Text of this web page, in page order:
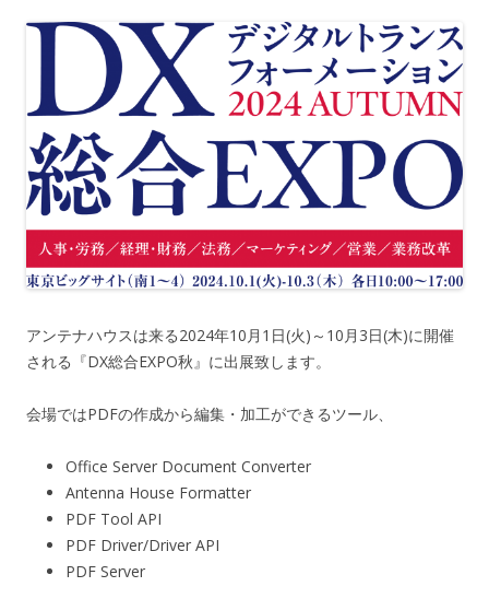
アンテナハウスは来る2024年10月1日(火)～10月3日(木)に開催
される『DX総合EXPO秋』に出展致します。
会場ではPDFの作成から編集・加工ができるツール、
Office Server Document Converter
Antenna House Formatter
PDF Tool API
PDF Driver/Driver API
PDF Server